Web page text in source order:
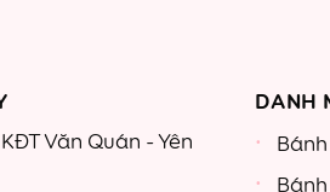
Văn Quán - Yên
DANH